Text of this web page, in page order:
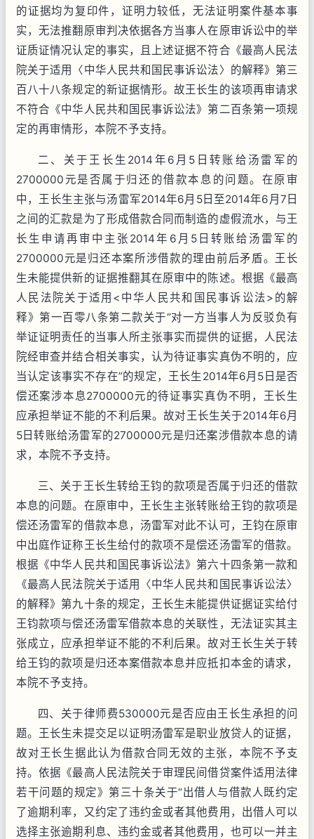
的证据均为复印件，证明力较低，无法证明案件基本事
实，无法推翻原审判决依据各方当事人在原审诉讼中的举
证质证情况认定的事实，且上述证据不符合《最高人民法
院关于适用〈中华人民共和国民事诉讼法〉的解释》第三
百八十八条规定的新证据情形。故王长生的该项再审请求
不符合《中华人民共和国民事诉讼法》第二百条第一项规
定的再审情形，本院不予支持。
二、关于王长生2014年6月5日转账给汤雷军的
2700000元是否属于归还的借款本息的问题。在原审
中，王长生主张与汤雷军2014年6月5日至2014年6月7日
之间的汇款是为了形成借款合同而制造的虚假流水，与王
长生申请再审中主张2014年6月5日转账给汤雷军的
2700000元是归还本案所涉借款的理由前后矛盾。王长
生未能提供新的证据推翻其在原审中的陈述。根据《最高
人民法院关于适用<中华人民共和国民事诉讼法>的解
释》第一百零八条第二款关于“对一方当事人为反驳负有
举证证明责任的当事人所主张事实而提供的证据，人民法
院经审查并结合相关事实，认为待证事实真伪不明的，应
当认定该事实不存在”的规定，王长生2014年6月5日是否
偿还案涉本息2700000元的待证事实真伪不明，王长生
应承担举证不能的不利后果。故对王长生关于2014年6月
5日转账给汤雷军的2700000元是归还案涉借款本息的请
求，本院不予支持。
三、关于王长生转给王钧的款项是否属于归还的借款
本息的问题。在原审中，王长生主张转账给王钧的款项是
偿还汤雷军的借款本息，汤雷军对此不认可，王钧在原审
中出庭作证称王长生给付的款项不是偿还汤雷军的借款。
根据《中华人民共和国民事诉讼法》第六十四条第一款和
《最高人民法院关于适用〈中华人民共和国民事诉讼法〉
的解释》第九十条的规定，王长生未能提供证据证实给付
王钧款项与偿还汤雷军借款本息的关联性，无法证实其主
张成立，应承担举证不能的不利后果。故对王长生关于转
给王钧的款项是归还本案借款本息并应抵扣本金的请求，
本院不予支持。
四、关于律师费530000元是否应由王长生承担的问
题。王长生未提交足以证明汤雷军是职业放贷人的证据，
故对王长生据此认为借款合同无效的主张，本院不予支
持。依据《最高人民法院关于审理民间借贷案件适用法律
若干问题的规定》第三十条关于“出借人与借款人既约定
了逾期利率，又约定了违约金或者其他费用，出借人可以
选择主张逾期利息、违约金或者其他费用，也可以一并主